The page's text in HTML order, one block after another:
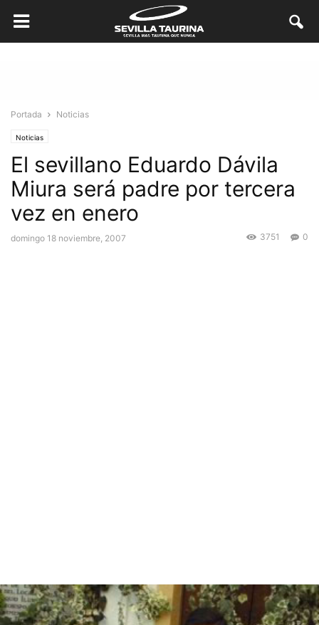
Portada Noticias
Noticias
El sevillano Eduardo Dávila
Miura será padre por tercera
vez en enero
domingo 18 noviembre, 2007 0
3751